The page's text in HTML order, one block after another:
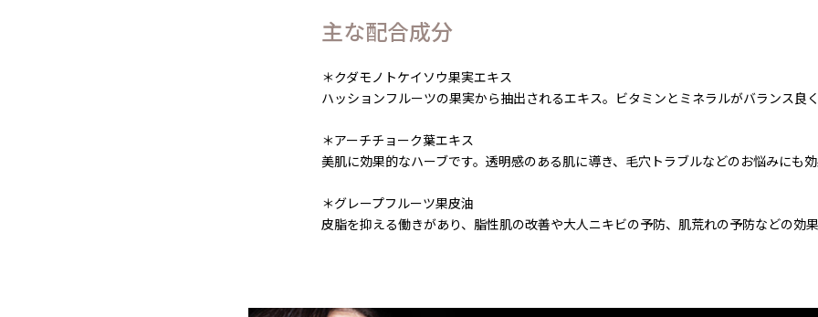
主な配合成分
＊クダモノトケイソウ果実エキス
ハッションフルーツの果実から抽出されるエキス。ビタミンとミネラルがバランス良
＊アーチチョーク葉エキス
美肌に効果的なハーブです。透明感のある肌に導き、毛穴トラブルなどのお悩みにも
＊グレープフルーツ果皮油
皮脂を抑える働きがあり、脂性肌の改善や大人ニキビの予防、肌荒れの予防などの効